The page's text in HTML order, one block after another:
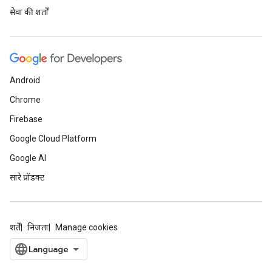
सेवा की शर्तों
Android
Chrome
Firebase
Google Cloud Platform
Google AI
सारे प्रॉडक्ट
शर्तें निजता Manage cookies